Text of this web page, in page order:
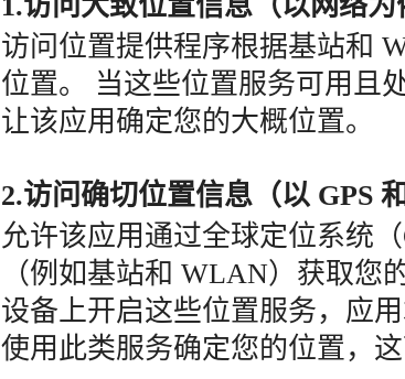
访问位置提供程序根据基站和
位置。 当这些位置服务可用且
让该应用确定您的大概位置。
2.访问确切位置信息（以 GPS
允许该应用通过全球定位系统
（例如基站和 WLAN）获取您
设备上开启这些位置服务，应
使用此类服务确定您的位置，